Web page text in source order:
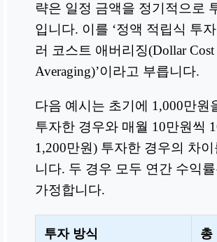
략은 일정 금액을 정기적으로
입니다. 이를 ‘정액 적립식 투자
러 코스트 애버리징(Dollar Cost
Averaging)’이라고 부릅니다.
다음 예시는 초기에 1,000만원
투자한 경우와 매월 10만원씩
1,200만원) 투자한 경우의 차
니다. 두 경우 모두 연간 수익
가정합니다.
투자 방식 총